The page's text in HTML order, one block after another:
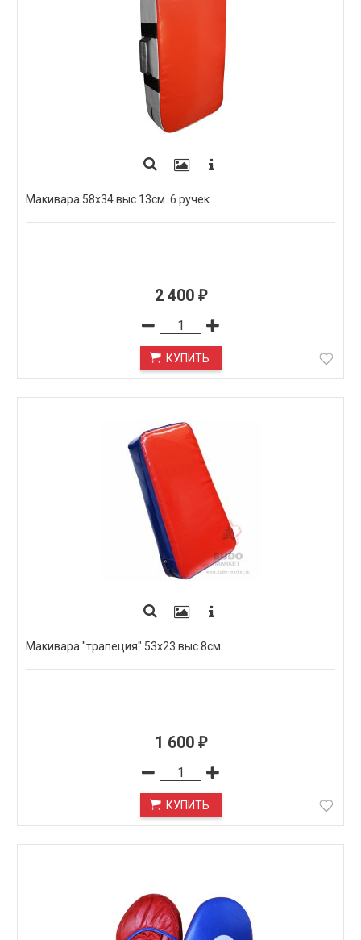
Макивара 58х34 выс.13см. 6 ручек
2 400 ₽
КУПИТЬ
Макивара "трапеция" 53х23 выс.8см.
1 600 ₽
КУПИТЬ